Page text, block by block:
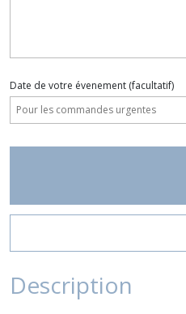
Date de votre évenement (facultatif)
Description